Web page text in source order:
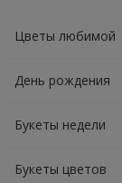
Цветы любимой
День рождения
Букеты недели
Букеты цветов